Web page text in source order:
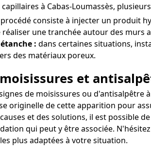
à Cabas-Loumassès,
consiste à injecter un produit
réaliser une tranchée autour des murs
: dans certaines situations,
des matériaux poreux.
et
de moisissures ou d'antisalpêtre
originelle de cette apparition pour
et des solutions, il est possible
qui peut y être associée.
plus adaptées à votre situation.